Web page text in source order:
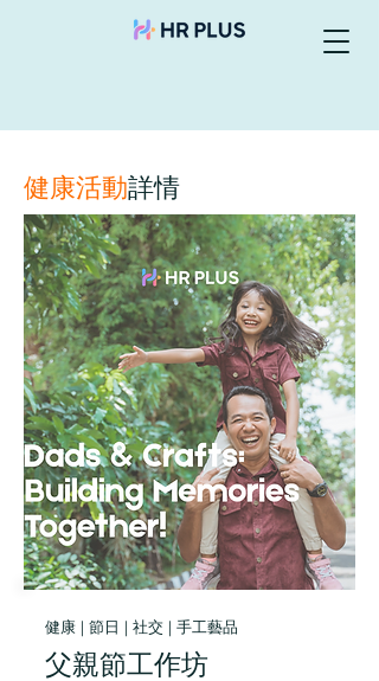
健康活動詳情
健康 | 節日 | 社交 | 手工藝品
父親節工作坊